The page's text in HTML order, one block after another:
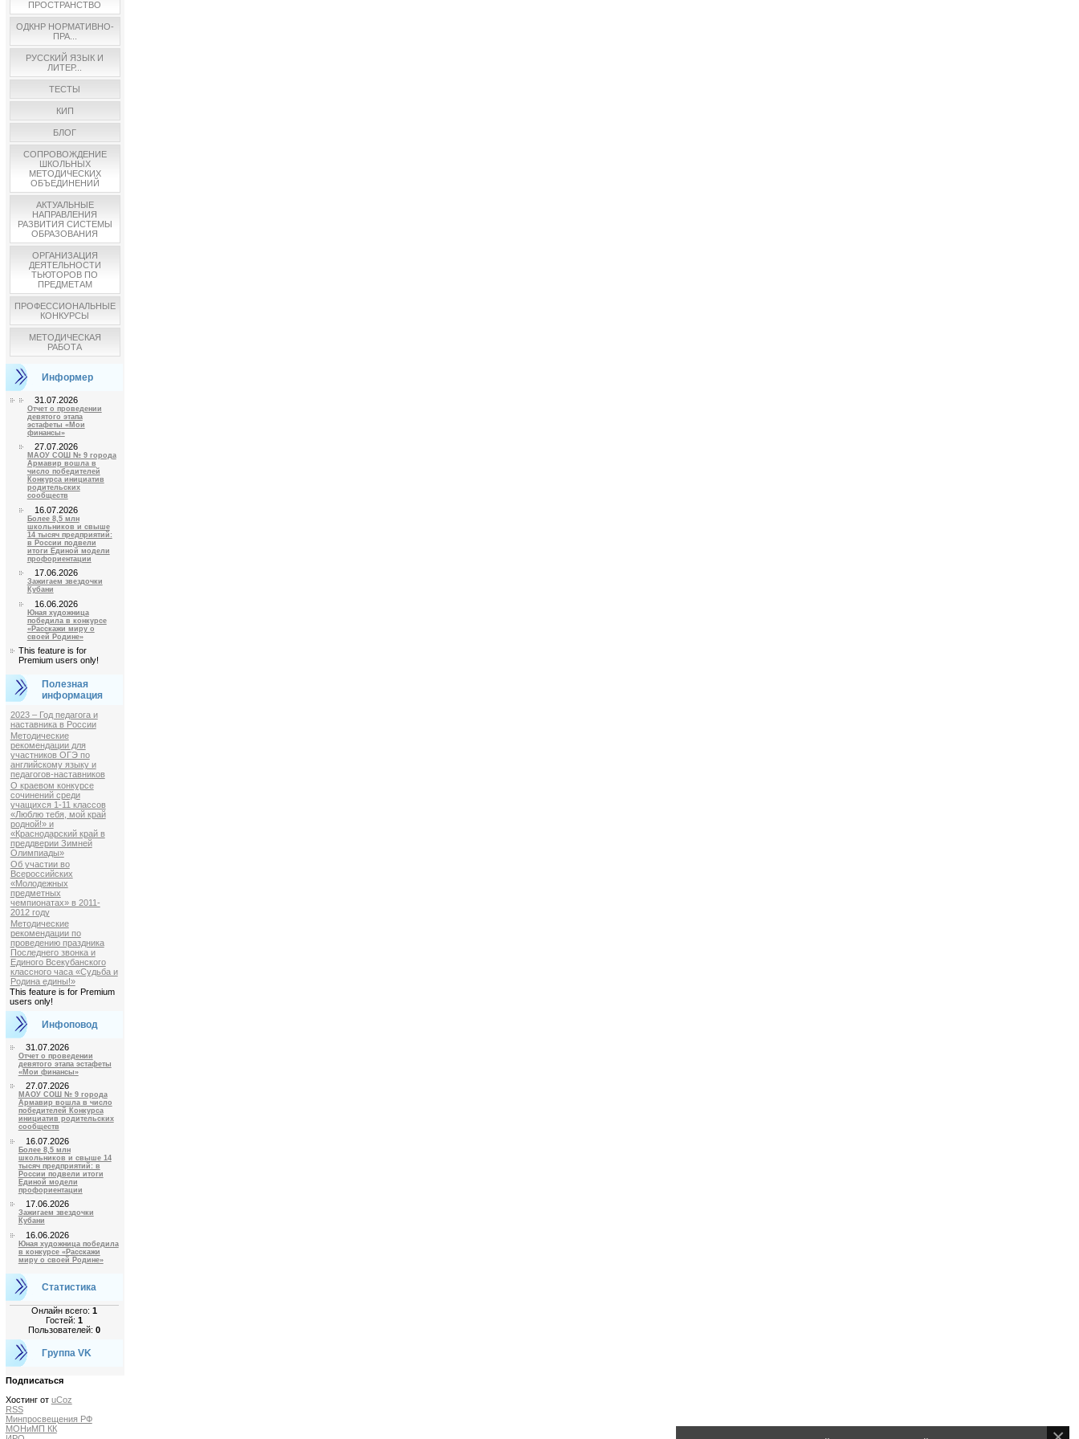
ПРОСТРАНСТВО
ОДКНР НОРМАТИВНО-
ПРА...
РУССКИЙ ЯЗЫК И
ЛИТЕР...
ТЕСТЫ
КИП
БЛОГ
СОПРОВОЖДЕНИЕ
ШКОЛЬНЫХ
МЕТОДИЧЕСКИХ
ОБЪЕДИНЕНИЙ
АКТУАЛЬНЫЕ
НАПРАВЛЕНИЯ
РАЗВИТИЯ СИСТЕМЫ
ОБРАЗОВАНИЯ
ОРГАНИЗАЦИЯ
ДЕЯТЕЛЬНОСТИ
ТЬЮТОРОВ ПО
ПРЕДМЕТАМ
ПРОФЕССИОНАЛЬНЫЕ
КОНКУРСЫ
МЕТОДИЧЕСКАЯ
РАБОТА
Информер
31.07.2026
Отчет о проведении
девятого этапа
эстафеты «Мои
финансы»
27.07.2026
МАОУ СОШ № 9 города
Армавир вошла в
число победителей
Конкурса инициатив
родительских
сообществ
16.07.2026
Более 8,5 млн
школьников и свыше
14 тысяч предприятий:
в России подвели
итоги Единой модели
профориентации
17.06.2026
Зажигаем звездочки
Кубани
16.06.2026
Юная художница
победила в конкурсе
«Расскажи миру о
своей Родине»
This feature is for
Premium users only!
Полезная
информация
2023 – Год педагога и
наставника в России
Методические
рекомендации для
участников ОГЭ по
английскому языку и
педагогов-наставников
О краевом конкурсе
сочинений среди
учащихся 1-11 классов
«Люблю тебя, мой край
родной!» и
«Краснодарский край в
преддверии Зимней
Олимпиады»
Об участии во
Всероссийских
«Молодежных
предметных
чемпионатах» в 2011-
2012 году
Методические
рекомендации по
проведению праздника
Последнего звонка и
Единого Всекубанского
классного часа «Судьба и
Родина едины!»
This feature is for Premium
users only!
Инфоповод
31.07.2026
Отчет о проведении
девятого этапа эстафеты
«Мои финансы»
27.07.2026
МАОУ СОШ № 9 города
Армавир вошла в число
победителей Конкурса
инициатив родительских
сообществ
16.07.2026
Более 8,5 млн
школьников и свыше 14
тысяч предприятий: в
России подвели итоги
Единой модели
профориентации
17.06.2026
Зажигаем звездочки
Кубани
16.06.2026
Юная художница победила
в конкурсе «Расскажи
миру о своей Родине»
Статистика
Онлайн всего: 1
Гостей: 1
Пользователей: 0
Группа VK
Подписаться
Хостинг от uCoz
RSS
Минпросвещения РФ
МОНиМП КК